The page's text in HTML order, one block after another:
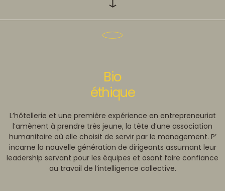
Bio
éthique
L’hôtellerie et une première expérience en entrepreneuriat
l’amènent à prendre très jeune, la tête d’une association
humanitaire où elle choisit de servir par le management. P’
incarne la nouvelle génération de dirigeants assumant leur
leadership servant pour les équipes et osant faire confiance
au travail de l’intelligence collective.